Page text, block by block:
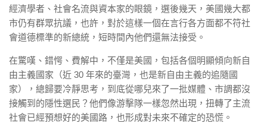
經濟學者、社會名流與資本家的眼鏡，選後幾天，美國幾大都
市仍有群眾抗議，也許，對於這樣一個在言行各方面都不符社
會道德標準的新總統，短時間內他們還無法接受。
在驚嘆、錯愕、費解中，不僅是美國，包括各個明顯傾向新自
由主義國家（近 30 年來的臺灣，也是新自由主義的追隨國
家），總歸要冷靜思考，到底從哪兒來了一批媒體、市調都沒
接觸到的隱性選民？他們像游擊隊一樣忽然出現，扭轉了主流
社會已經預想好的美國路，也形成對未來不確定的恐慌。